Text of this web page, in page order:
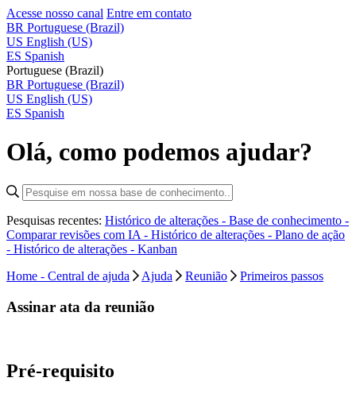
Acesse nosso canal Entre em contato
BR Portuguese (Brazil)
US English (US)
ES Spanish
Portuguese (Brazil)
BR Portuguese (Brazil)
US English (US)
ES Spanish
Olá, como podemos ajudar?
Pesquisas recentes: Histórico de alterações - Base de conhecimento -
Comparar revisões com IA - Histórico de alterações - Plano de ação
- Histórico de alterações - Kanban
Home - Central de ajuda
Ajuda Reunião Primeiros passos
Assinar ata da reunião
Pré-requisito